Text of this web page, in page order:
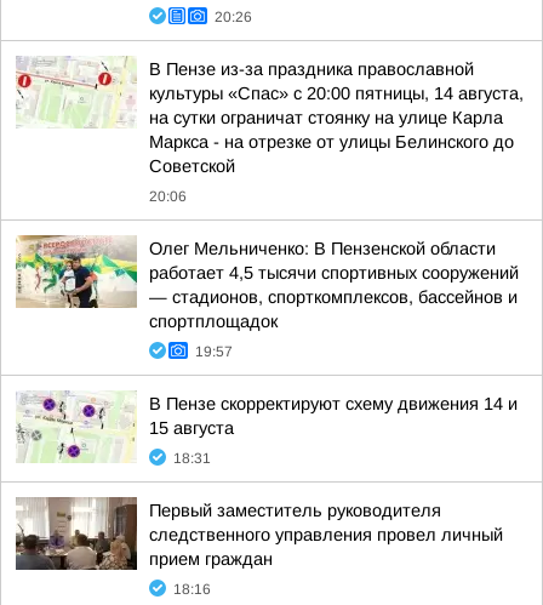
20:26
В Пензе из-за праздника православной
культуры «Спас» с 20:00 пятницы, 14 августа,
на сутки ограничат стоянку на улице Карла
Маркса - на отрезке от улицы Белинского до
Советской
20:06
Олег Мельниченко: В Пензенской области
работает 4,5 тысячи спортивных сооружений
— стадионов, спорткомплексов, бассейнов и
спортплощадок
19:57
В Пензе скорректируют схему движения 14 и
15 августа
18:31
Первый заместитель руководителя
следственного управления провел личный
прием граждан
18:16